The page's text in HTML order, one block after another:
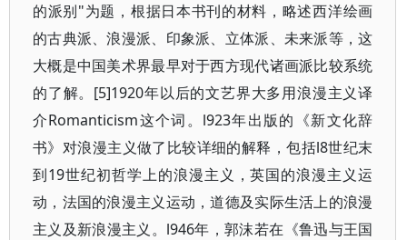
的派别"为题，根据日本书刊的材料，略述西洋绘画
的古典派、浪漫派、印象派、立体派、未来派等，这
大概是中国美术界最早对于西方现代诸画派比较系统
的了解。[5]1920年以后的文艺界大多用浪漫主义译
介Romanticism这个词。l923年出版的《新文化辞
书》对浪漫主义做了比较详细的解释，包括l8世纪末
到19世纪初哲学上的浪漫主义，英国的浪漫主义运
动，法国的浪漫主义运动，道德及实际生活上的浪漫
主义及新浪漫主义。l946年，郭沫若在《鲁迅与王国